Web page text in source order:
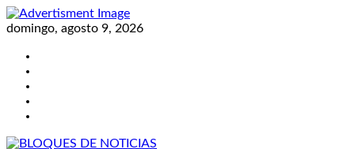
Skip
to
domingo, agosto 9, 2026